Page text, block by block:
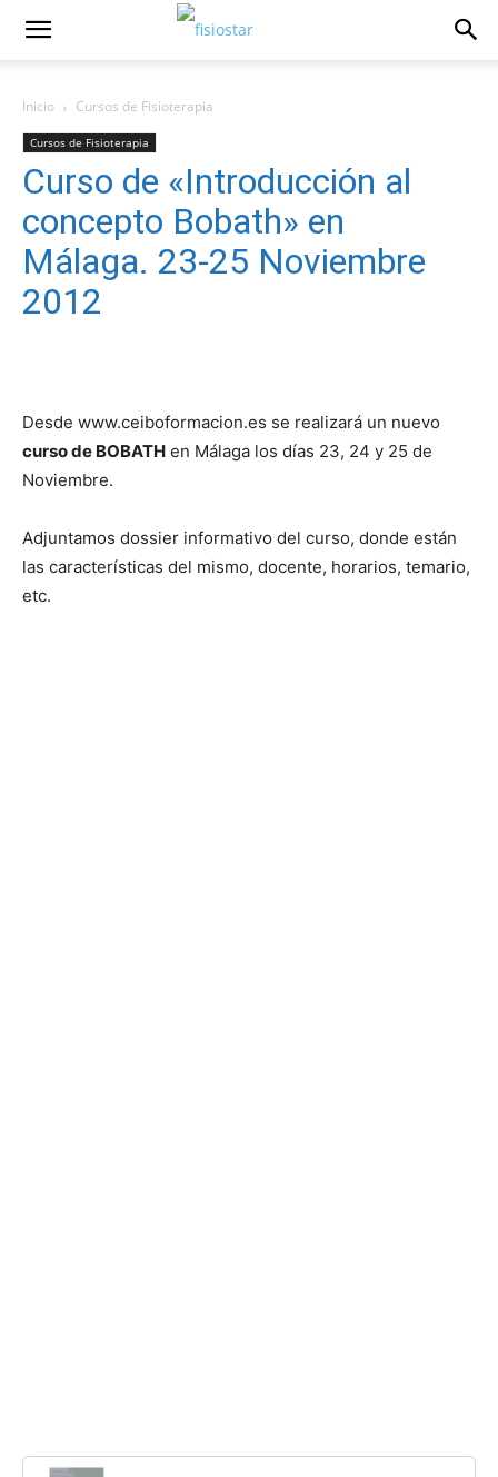
Inicio Cursos de Fisioterapia
Cursos de Fisioterapia
Curso de «Introducción al
concepto Bobath» en
Málaga. 23-25 Noviembre
2012
Desde www.ceiboformacion.es se realizará un nuevo
curso de BOBATH en Málaga los días 23, 24 y 25 de
Noviembre.
Adjuntamos dossier informativo del curso, donde están
las características del mismo, docente, horarios, temario,
etc.